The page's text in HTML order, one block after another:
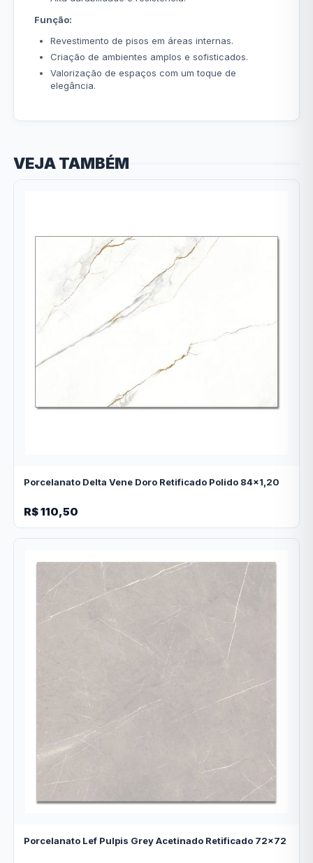
Função:
Revestimento de pisos em áreas internas.
Criação de ambientes amplos e sofisticados.
Valorização de espaços com um toque de
elegância.
VEJA TAMBÉM
Porcelanato Delta Vene Doro Retificado Polido 84x1,20
R$ 110,50
Porcelanato Lef Pulpis Grey Acetinado Retificado 72x72